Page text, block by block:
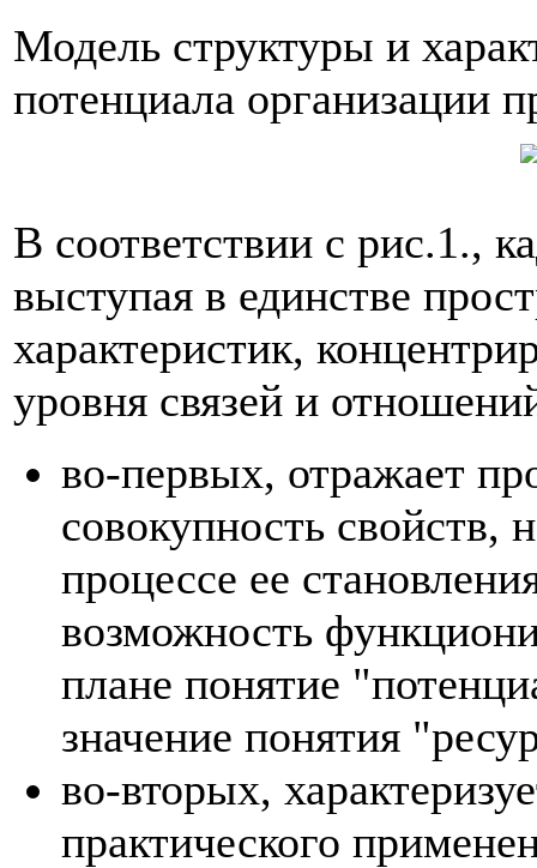
Модель структуры и
потенциала организации
В соответствии с рис.1.,
выступая в единстве
характеристик,
уровня связей и
во-первых, отражает
совокупность свойств,
процессе ее
возможность
плане понятие
значение понятия
во-вторых,
практического